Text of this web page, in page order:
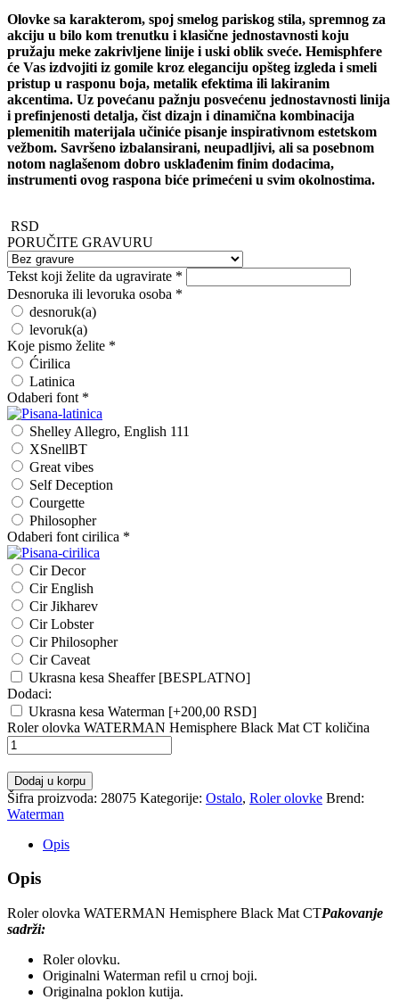
Olovke sa karakterom, spoj smelog pariskog stila, spremnog za
akciju u bilo kom trenutku i klasične jednostavnosti koju
pružaju meke zakrivljene linije i uski oblik sveće. Hemisphfere
će Vas izdvojiti iz gomile kroz eleganciju opšteg izgleda i smeli
pristup u rasponu boja, metalik efektima ili lakiranim
akcentima. Uz povećanu pažnju posvećenu jednostavnosti linija
i prefinjenosti detalja, čist dizajn i dinamična kombinacija
plemenitih materijala učiniće pisanje inspirativnom estetskom
vežbom. Savršeno izbalansirani, neupadljivi, ali sa posebnom
notom naglašenom dobro usklađenim finim dodacima,
instrumenti ovog raspona biće primećeni u svim okolnostima.
RSD
PORUČITE GRAVURU
Tekst koji želite da ugravirate *
Desnoruka ili levoruka osoba *
desnoruk(a)
levoruk(a)
Koje pismo želite *
Ćirilica
Latinica
Odaberi font *
Shelley Allegro, English 111
XSnellBT
Great vibes
Self Deception
Courgette
Philosopher
Odaberi font cirilica *
Cir Decor
Cir English
Cir Jikharev
Cir Lobster
Cir Philosopher
Cir Caveat
Ukrasna kesa Sheaffer [BESPLATNO]
Dodaci:
Ukrasna kesa Waterman [+200,00 RSD]
Roler olovka WATERMAN Hemisphere Black Mat CT količina
Dodaj u korpu
Šifra proizvoda: 28075 Kategorije: Ostalo, Roler olovke Brend:
Waterman
Opis
Opis
Roler olovka WATERMAN Hemisphere Black Mat CTPakovanje
sadrži:
Roler olovku.
Originalni Waterman refil u crnoj boji.
Originalna poklon kutija.